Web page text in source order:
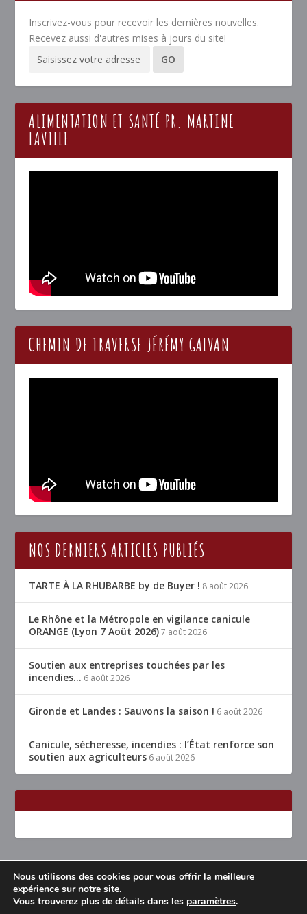
Inscrivez-vous pour recevoir les dernières nouvelles.
Recevez aussi d'autres mises à jours du site!
ALIMENTATION ET SANTÉ PR. MARTINE
LAVILLE
CHEMIN DE TRAVERSE JÉRÉMY GALVAN
NOS DERNIERS ARTICLES PUBLIÉS
TARTE À LA RHUBARBE by de Buyer ! 8 août 2026
Le Rhône et la Métropole en vigilance canicule
ORANGE (Lyon 7 Août 2026) 7 août 2026
Soutien aux entreprises touchées par les
incendies… 6 août 2026
Gironde et Landes : Sauvons la saison ! 6 août 2026
Canicule, sécheresse, incendies : l’État renforce son
soutien aux agriculteurs 6 août 2026
Conçu parElegant Themes | Propulsé parWordPress
Accueil Restaurants Lyon & alentours
Mentions légales
Nous utilisons des cookies pour vous offrir la meilleure
expérience sur notre site.
Vous trouverez plus de détails dans les paramètres.